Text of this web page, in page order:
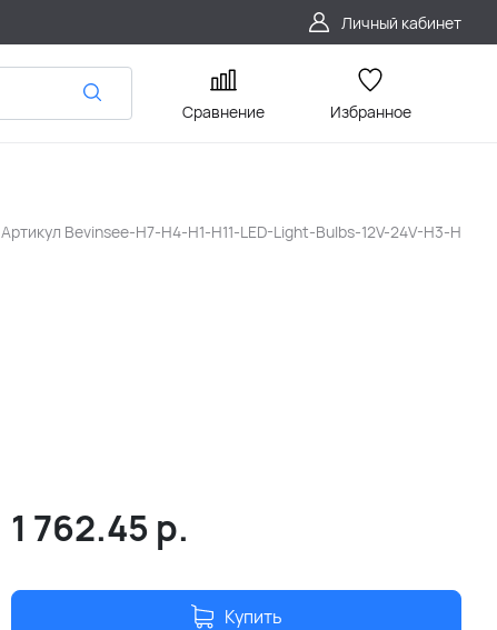
Личный кабинет
Сравнение Избранное
Артикул Bevinsee-H7-H4-H1-H11-LED-Light-Bulbs-12V-24V-H3-H
1 762.45 р.
Купить